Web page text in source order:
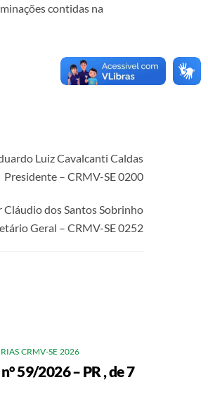
contidas na
Luiz Cavalcanti Caldas
Presidente – CRMV-SE 0200
Cláudio dos Santos Sobrinho
Geral – CRMV-SE 0252
CRMV-SE 2026
59/2026 – PR , de 7